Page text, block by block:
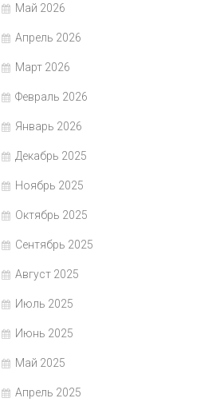
Май 2026
Апрель 2026
Март 2026
Февраль 2026
Январь 2026
Декабрь 2025
Ноябрь 2025
Октябрь 2025
Сентябрь 2025
Август 2025
Июль 2025
Июнь 2025
Май 2025
Апрель 2025